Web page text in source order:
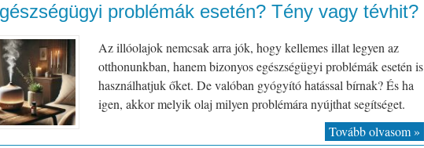
problémák esetén? Tény vagy tévhit?
Az illóolajok nemcsak arra jók, hogy kellemes illat legyen az
otthonunkban, hanem bizonyos egészségügyi problémák esetén is
használhatjuk őket. De valóban gyógyító hatással bírnak? És ha
igen, akkor melyik olaj milyen problémára nyújthat segítséget.
Tovább olvasom »